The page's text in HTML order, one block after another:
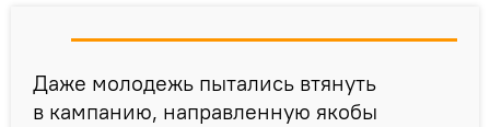
Даже молодежь пытались втянуть
в кампанию, направленную якобы